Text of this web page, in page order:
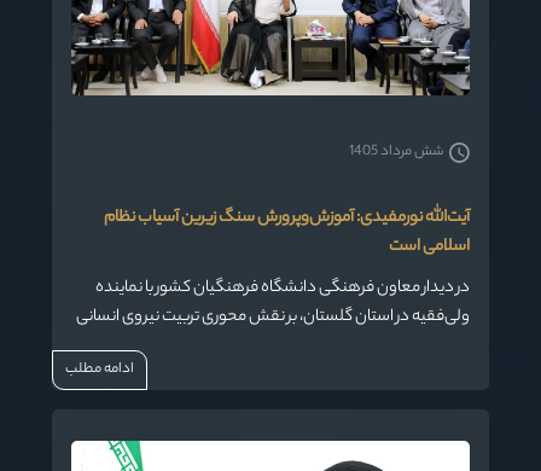
آیت‌الله نورمفیدی: آموزش‌وپرورش سنگ زیرین آسیاب نظام
اسلامی است
در دیدار معاون فرهنگی دانشگاه فرهنگیان کشور با نماینده
ولی‌فقیه در استان گلستان، بر نقش محوری تربیت نیروی انسانی
شش مرداد 1405
ادامه مطلب